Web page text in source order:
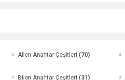
Allen Anahtar Çeşitleri (70)
Bijon Anahtar Çeşitleri (31)